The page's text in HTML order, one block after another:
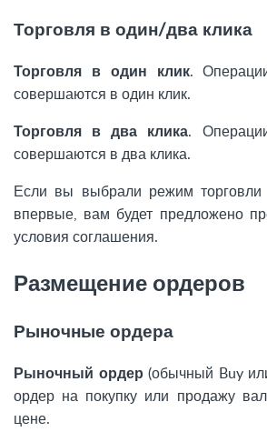
Торговля в один/два клика
Торговля в один клик.
совершаются в один клик.
Торговля в два клика.
совершаются в два клика.
Если вы выбрали режим
впервые, вам будет предложено
условия соглашения.
Размещение ордеров
Рыночные ордера
Рыночный ордер (обычный Buy
ордер на покупку или продажу
цене.